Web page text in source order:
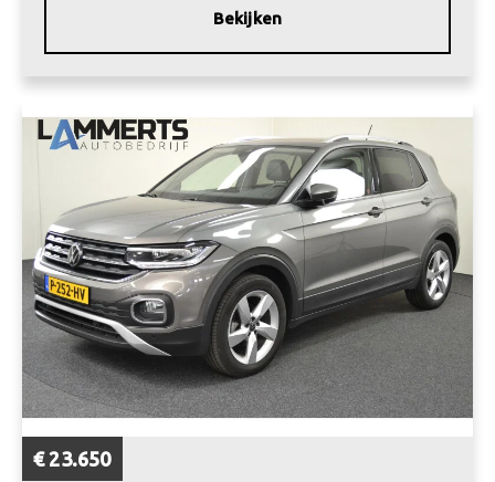
Bekijken
€ 23.650